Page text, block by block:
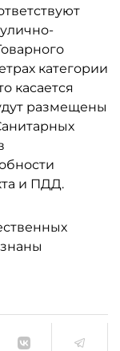
категории
касается
размещены
и ПДД.